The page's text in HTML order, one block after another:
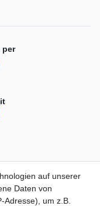
per
auf unserer
Daten von
Adresse), um z.B.